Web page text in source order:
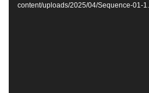
content/uploads/2025/04/Sequence-01-